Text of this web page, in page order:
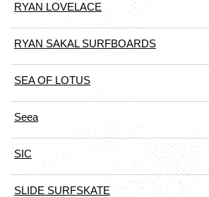
RYAN LOVELACE
RYAN SAKAL SURFBOARDS
SEA OF LOTUS
Seea
SIC
SLIDE SURFSKATE